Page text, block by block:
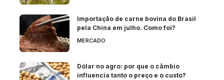
Importação de carne bovina do Brasil
pela China em julho. Como foi?
MERCADO
Dólar no agro: por que o câmbio
influencia tanto o preço e o custo?